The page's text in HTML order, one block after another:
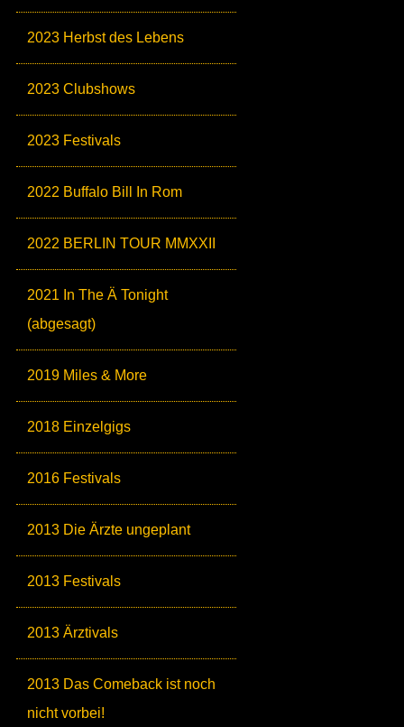
2023 Herbst des Lebens
2023 Clubshows
2023 Festivals
2022 Buffalo Bill In Rom
2022 BERLIN TOUR MMXXII
2021 In The Ä Tonight
(abgesagt)
2019 Miles & More
2018 Einzelgigs
2016 Festivals
2013 Die Ärzte ungeplant
2013 Festivals
2013 Ärztivals
2013 Das Comeback ist noch
nicht vorbei!